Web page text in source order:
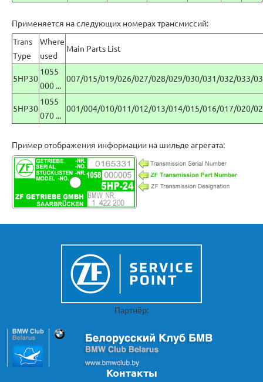
Применяется на следующих номерах трансмиссий:
Trans
Type
Where
used
Main Parts List
5HP30
1055
000 ...
007/015/019/026/027/028/029/030/031/032/033/
5HP30
1055
070 ...
001/004/010/011/012/013/014/015/016/017/020/
Пример отображения информации на шильде агрегата:
Партнёр:
Контакты